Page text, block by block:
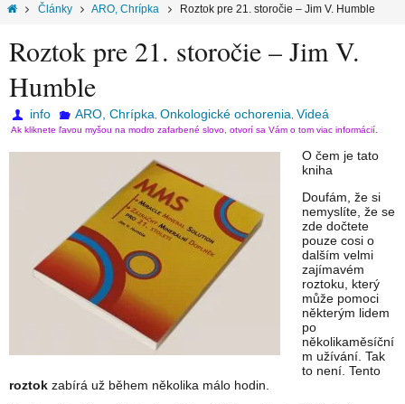
Články ARO, Chrípka Roztok pre 21. storočie – Jim V. Humble
Roztok pre 21. storočie – Jim V.
Humble
info ARO, Chrípka Onkologické ochorenia Videá
Ak kliknete ľavou myšou na modro zafarbené slovo, otvorí sa Vám o tom viac informácií.
O čem je tato
kniha
Doufám, že si
nemyslíte, že se
zde dočtete
pouze cosi o
dalším velmi
zajímavém
roztoku, který
může pomoci
některým lidem
po
několikaměsíční
m užívání. Tak
to není. Tento
roztok zabírá už během několika málo hodin.